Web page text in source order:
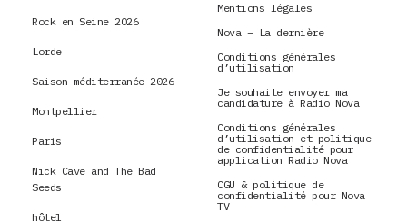
Rock en Seine 2026
Lorde
Saison méditerranée 2026
Montpellier
Paris
Nick Cave and The Bad
Seeds
hôtel
Mentions légales
Nova – La dernière
Conditions générales
d’utilisation
Je souhaite envoyer ma
candidature à Radio Nova
Conditions générales
d’utilisation et politique
de confidentialité pour
application Radio Nova
CGU & politique de
confidentialité pour Nova
TV